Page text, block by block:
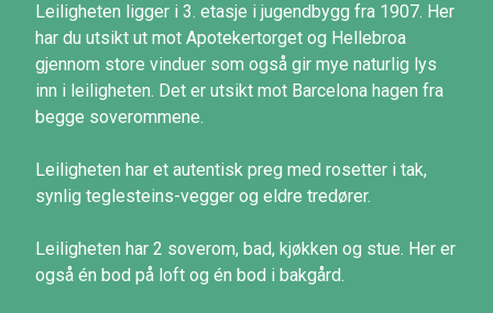
Leiligheten ligger i 3. etasje i jugendbygg fra 1907. Her
har du utsikt ut mot Apotekertorget og Hellebroa
gjennom store vinduer som også gir mye naturlig lys
inn i leiligheten. Det er utsikt mot Barcelona hagen fra
begge soverommene.
Leiligheten har et autentisk preg med rosetter i tak,
synlig teglesteins-vegger og eldre tredører.
Leiligheten har 2 soverom, bad, kjøkken og stue. Her er
også én bod på loft og én bod i bakgård.